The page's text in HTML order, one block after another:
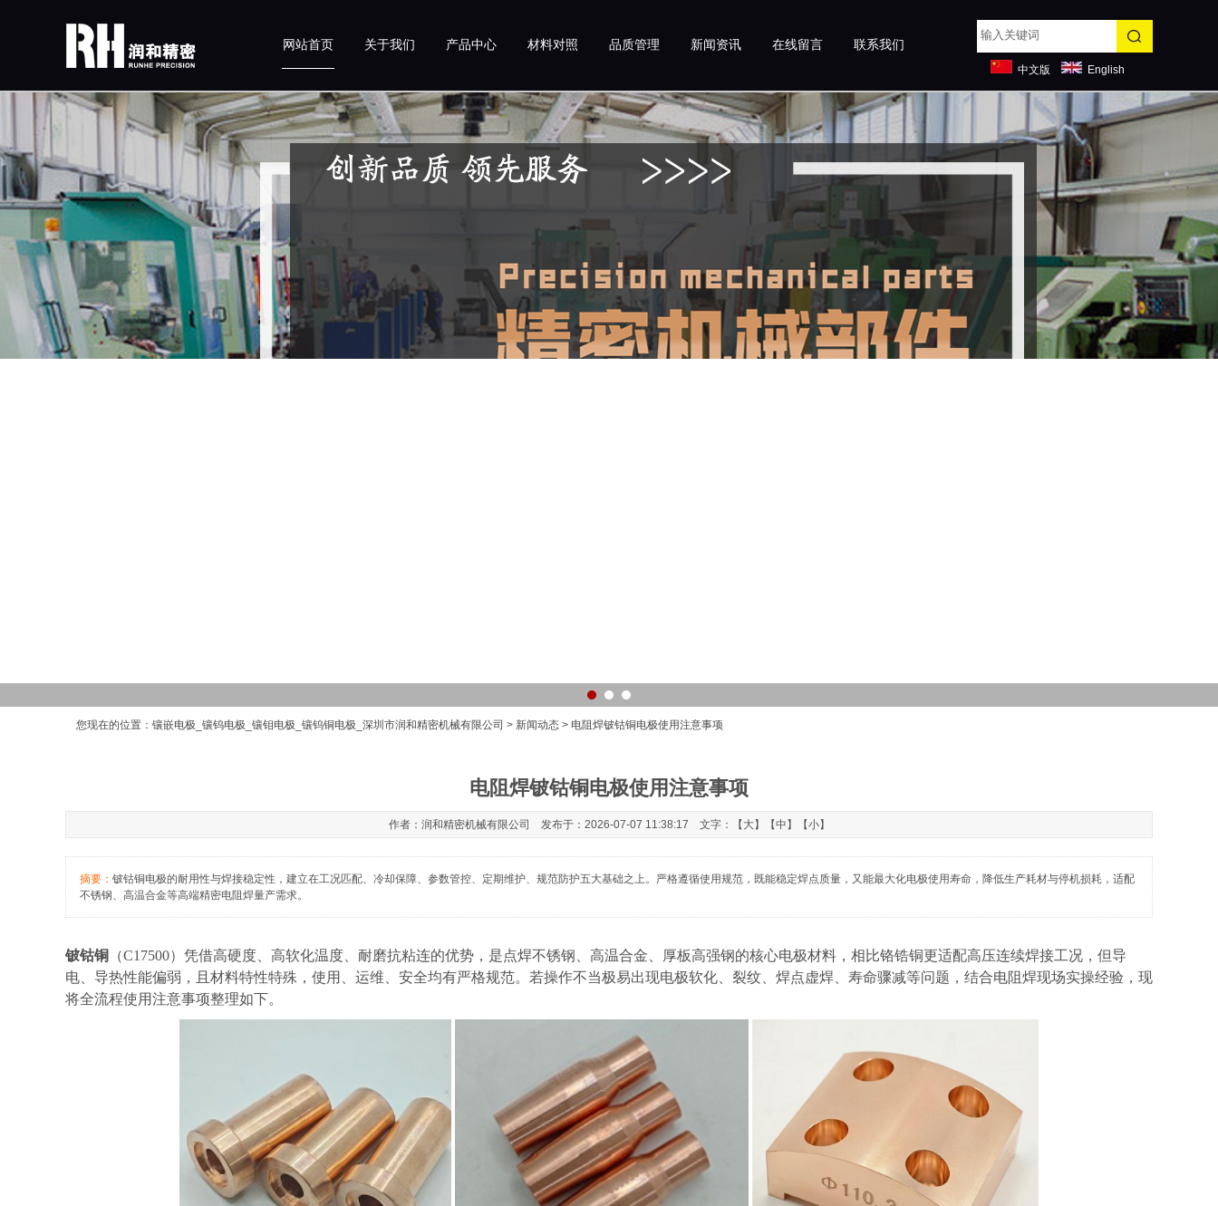
网站首页 关于我们 产品中心 材料对照 品质管理 新闻资讯 在线留言 联系我们
中文版 English
电阻焊铍钴铜电极使用注意事项
作者：润和精密机械有限公司 发布于：2026-07-07 11:38:17 文字：【 大】【中 】【小】
摘要： 铍钴铜电极的耐用性与焊接稳定性，建立在工况匹配、冷却保障、参数管控、定期维护、规范防护五大基础之上。严格遵循使用规范，既能稳定焊点质量，又能最大化电极使用寿命，降低生产耗材与停机损耗，适配
不锈钢、高温合金等高端精密电阻焊量产需求。
铍钴铜 （C17500）凭借高硬度、高软化温度、耐磨抗粘连的优势，是点焊不锈钢、高温合金、厚板高强钢的核心电极材料，相比铬锆铜更适配高压连续焊接工况，但导
电、导热性能偏弱，且材料特性特殊，使用、运维、安全均有严格规范。若操作不当极易出现电极软化、裂纹、焊点虚焊、寿命骤减等问题，结合电阻焊现场实操经验，现
将全流程使用注意事项整理如下。
您现在的位置： 镶嵌电极_镶钨电极_镶钼电极_镶钨铜电极_深圳市润和精密机械有限公司 > 新闻动态 > 电阻焊铍钴铜电极使用注意事项